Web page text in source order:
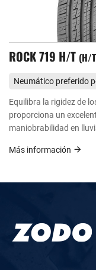
ROCK 719 H/T H/T
Neumático preferido
Equilibra la rigidez de
proporciona un
maniobrabilidad en
Más información